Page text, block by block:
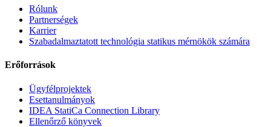
Rólunk
Partnerségek
Karrier
Szabadalmaztatott technológia statikus mérnökök számára
Erőforrások
Ügyfélprojektek
Esettanulmányok
IDEA StatiCa Connection Library
Ellenőrző könyvek